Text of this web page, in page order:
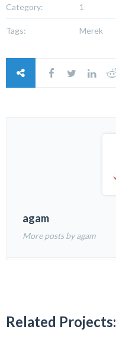
Category:
1
Tags: Merek
agam
More posts by agam
Related Projects: